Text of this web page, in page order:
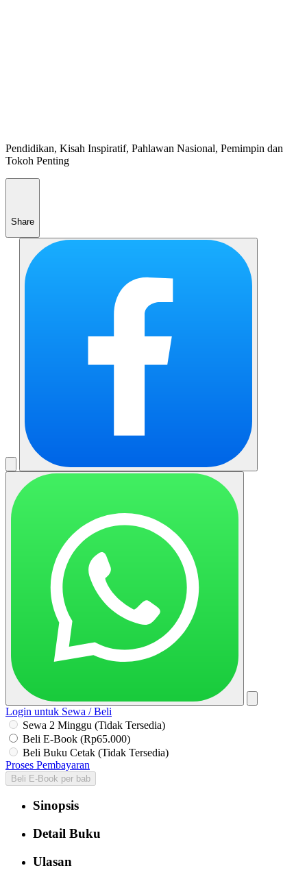
Pendidikan, Kisah Inspiratif, Pahlawan Nasional, Pemimpin dan
Tokoh Penting
Share
Login untuk Sewa / Beli
Sewa 2 Minggu (Tidak Tersedia)
Beli E-Book (Rp65.000)
Beli Buku Cetak (Tidak Tersedia)
Proses Pembayaran
Beli E-Book per bab
Sinopsis
Detail Buku
Ulasan